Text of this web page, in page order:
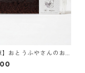
】おとうふやさんのお
ーショコラ